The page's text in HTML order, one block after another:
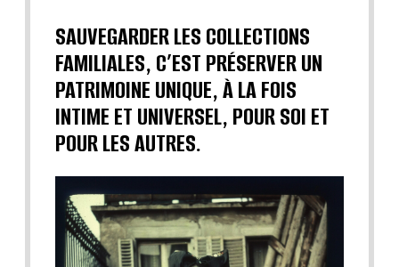
SAUVEGARDER LES COLLECTIONS
FAMILIALES, C’EST PRÉSERVER UN
PATRIMOINE UNIQUE, À LA FOIS
INTIME ET UNIVERSEL, POUR SOI ET
POUR LES AUTRES.